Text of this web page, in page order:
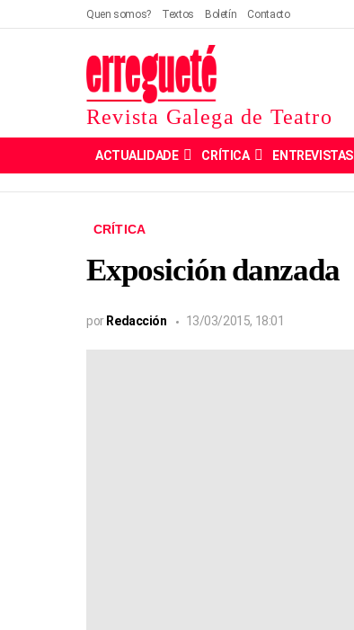
Quen somos? Textos Boletín Contacto
Revista Galega de Teatro
ACTUALIDADE CRÍTICA ENTREVISTAS
CRÍTICA
Exposición danzada
por Redacción 13/03/2015, 18:01